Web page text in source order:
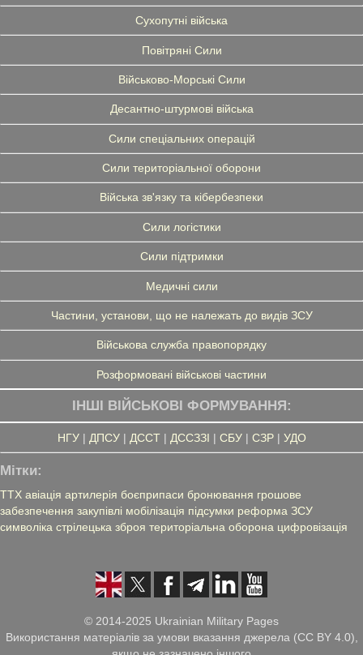
Сухопутні війська
Повітряні Сили
Військово-Морські Сили
Десантно-штурмові війська
Сили спеціальних операцій
Сили територіальної оборони
Війська зв'язку та кібербезпеки
Сили логістики
Сили підтримки
Медичні сили
Частини, установи, що не належать до видів ЗСУ
Військова служба правопорядку
Розформовані військові частини
ІНШІ ВІЙСЬКОВІ ФОРМУВАННЯ:
НГУ| ДПСУ| ДССТ| ДССЗЗІ | СБУ| СЗР| УДО
Мітки:
ТТХ авіація артилерія боєприпаси бронювання грошове
забезпечення закупівлі мобілізація підсумки реформа ЗСУ
символіка стрілецька зброя територіальна оборона цифровізація
© 2014-2025 Ukrainian Military Pages
Використання матеріалів за умови вказання джерела (CC BY 4.0),